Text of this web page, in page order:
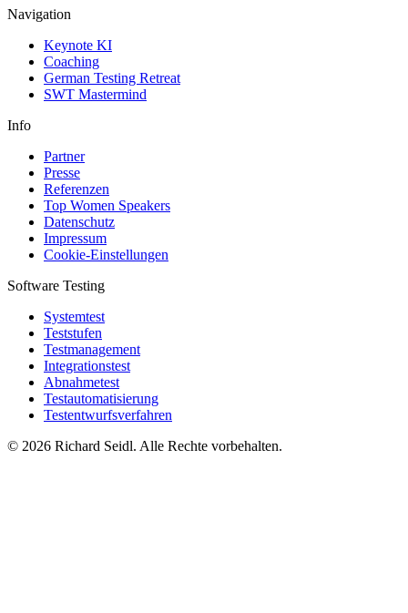
Navigation
Keynote KI
Coaching
German Testing Retreat
SWT Mastermind
Info
Partner
Presse
Referenzen
Top Women Speakers
Datenschutz
Impressum
Cookie-Einstellungen
Software Testing
Systemtest
Teststufen
Testmanagement
Integrationstest
Abnahmetest
Testautomatisierung
Testentwurfsverfahren
© 2026 Richard Seidl. Alle Rechte vorbehalten.